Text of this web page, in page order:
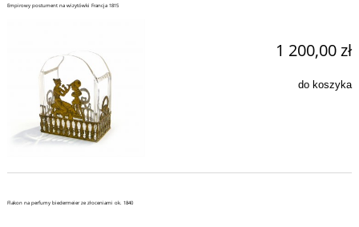
Empirowy postument na wizytówki Francja 1815
1 200,00 zł
do koszyka
Flakon na perfumy biedermeier ze złoceniami ok. 1840